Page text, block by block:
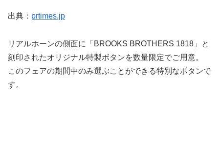
出典： prtimes.jp
リアルホーンの側面に「BROOKS BROTHERS 1818」と
刻印されたオリジナル特製ボタンを数量限定でご用意。
このフェアの期間中のみ選ぶことができる特別なボタンで
す。